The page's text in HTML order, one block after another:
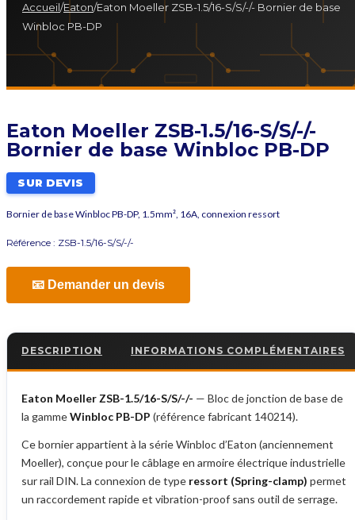
Accueil/Eaton/Eaton Moeller ZSB-1.5/16-S/S/-/- Bornier de base
Winbloc PB-DP
Eaton Moeller ZSB-1.5/16-S/S/-/-
Bornier de base Winbloc PB-DP
SUR DEVIS
Bornier de base Winbloc PB-DP, 1.5mm², 16A, connexion ressort
Référence : ZSB-1.5/16-S/S/-/-
📧 Demander un devis
DESCRIPTION INFORMATIONS COMPLÉMENTAIRES
Eaton Moeller ZSB-1.5/16-S/S/-/- — Bloc de jonction de base de
la gammeWinbloc PB-DP (référence fabricant 140214).
Ce bornier appartient à la série Winbloc d’Eaton (anciennement
Moeller), conçue pour le câblage en armoire électrique industrielle
sur rail DIN. La connexion de type ressort (Spring-clamp) permet
un raccordement rapide et vibration-proof sans outil de serrage.